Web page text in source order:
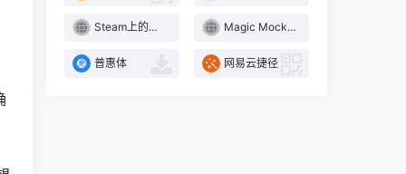
Steam上的中文Galgame丨SteamGalgame Magic Mockups
普惠体 网易云捷径